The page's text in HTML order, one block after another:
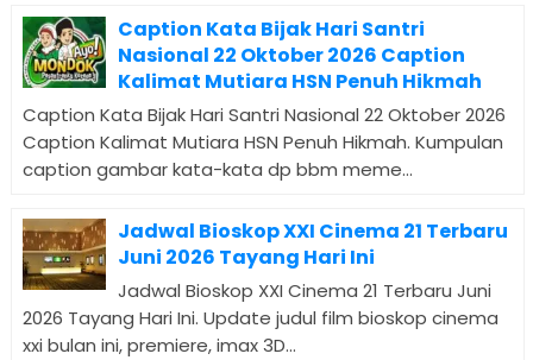
Caption Kata Bijak Hari Santri
Nasional 22 Oktober 2026 Caption
Kalimat Mutiara HSN Penuh Hikmah
Caption Kata Bijak Hari Santri Nasional 22 Oktober 2026
Caption Kalimat Mutiara HSN Penuh Hikmah. Kumpulan
caption gambar kata-kata dp bbm meme...
Jadwal Bioskop XXI Cinema 21 Terbaru
Juni 2026 Tayang Hari Ini
Jadwal Bioskop XXI Cinema 21 Terbaru Juni
2026 Tayang Hari Ini. Update judul film bioskop cinema
xxi bulan ini, premiere, imax 3D...